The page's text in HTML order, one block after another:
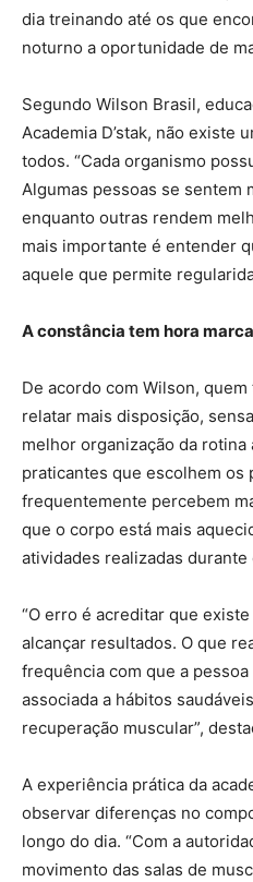
dia treinando até os que
noturno a oportunidade de
Segundo Wilson Brasil,
Academia D’stak, não existe
todos. “Cada organismo
Algumas pessoas se sentem
enquanto outras rendem
mais importante é entender
aquele que permite
A constância tem hora
De acordo com Wilson,
relatar mais disposição,
melhor organização da rotina
praticantes que escolhem os
frequentemente percebem
que o corpo está mais
atividades realizadas durante
“O erro é acreditar que
alcançar resultados. O que
frequência com que a
associada a hábitos
recuperação muscular”,
A experiência prática da
observar diferenças no
longo do dia. “Com a
movimento das salas de